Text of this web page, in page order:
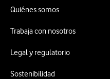
Quiénes somos
Trabaja con nosotros
Legal y regulatorio
Sostenibilidad